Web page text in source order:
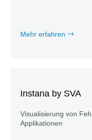
Mehr erfahren
Instana by SVA
Visualisierung von
Applikationen